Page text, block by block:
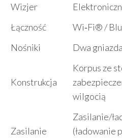
Wizjer
Łączność
Wi‑Fi® /
Nośniki
Dwa
Konstrukcja
Korpus ze
wilgocią
Zasilanie
Zasilanie/
(ładowanie